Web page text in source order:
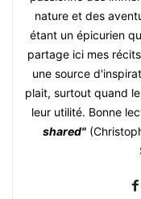
nature et des
étant un épicurien
partage ici mes
une source
plait, surtout quand
leur utilité. Bonne
shared"